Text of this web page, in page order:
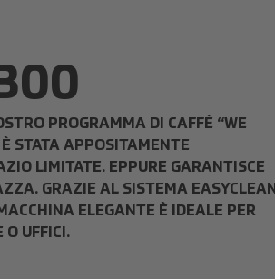
PROGRAMMA DI CAFFÈ “WE
È STATA APPOSITAMENTE
LIMITATE. EPPURE GARANTISCE
GRAZIE AL SISTEMA EASYCLEAN
ELEGANTE È IDEALE PER
O UFFICI.